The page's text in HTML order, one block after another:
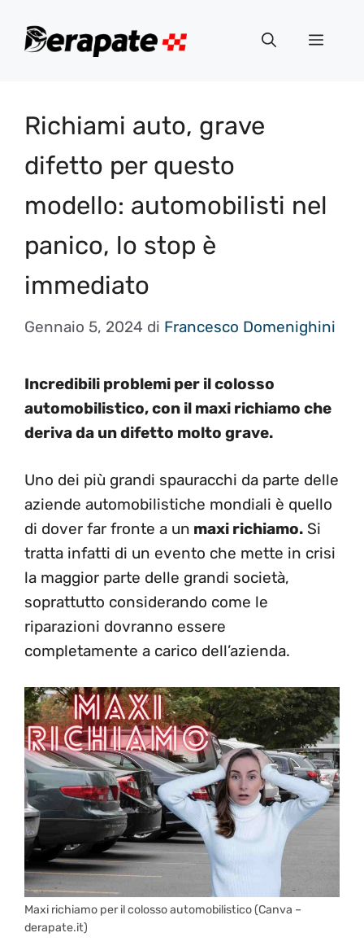
Menu
Richiami auto, grave
difetto per questo
modello: automobilisti nel
panico, lo stop è
immediato
Gennaio 5, 2024 di Francesco Domenighini
Incredibili problemi per il colosso
automobilistico, con il maxi richiamo che
deriva da un difetto molto grave.
Uno dei più grandi spauracchi da parte delle
aziende automobilistiche mondiali è quello
di dover far fronte a un maxi richiamo. Si
tratta infatti di un evento che mette in crisi
la maggior parte delle grandi società,
soprattutto considerando come le
riparazioni dovranno essere
completamente a carico dell’azienda.
Maxi richiamo per il colosso automobilistico (Canva –
derapate.it)